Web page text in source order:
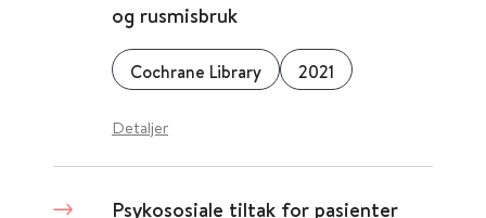
og rusmisbruk
Cochrane Library 2021
Detaljer
Psykososiale tiltak for pasienter